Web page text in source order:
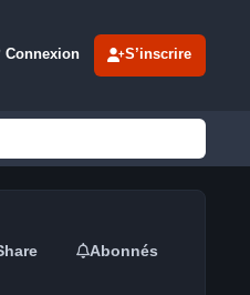
Connexion S’inscrire
Abonnés